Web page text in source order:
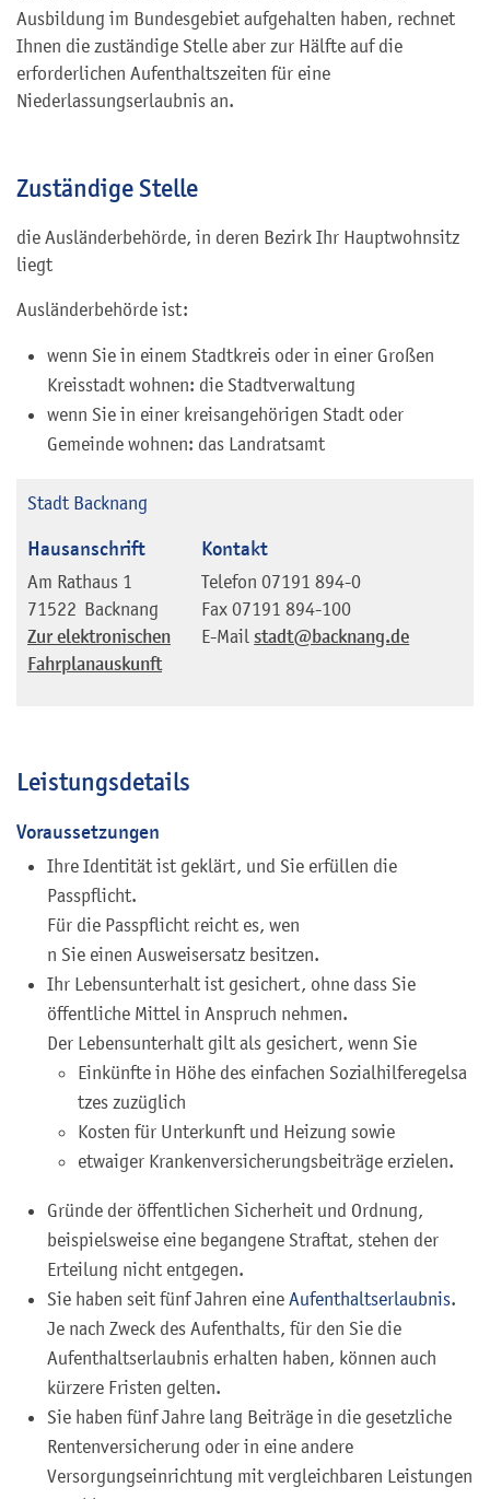
Ausbildung im Bundesgebiet aufgehalten haben, rechnet
Ihnen die zuständige Stelle aber zur Hälfte auf die
erforderlichen Aufenthaltszeiten für eine
Niederlassungserlaubnis an.
Zuständige Stelle
die Ausländerbehörde, in deren Bezirk Ihr Hauptwohnsitz
liegt
Ausländerbehörde ist:
wenn Sie in einem Stadtkreis oder in einer Großen
Kreisstadt wohnen: die Stadtverwaltung
wenn Sie in einer kreisangehörigen Stadt oder
Gemeinde wohnen: das Landratsamt
Stadt Backnang
Hausanschrift
Am Rathaus 1
71522 Backnang
Zur elektronischen
Fahrplanauskunft
Kontakt
Telefon 07191 894-0
Fax 07191 894-100
E-Mail stadt@backnang.de
Leistungsdetails
Voraussetzungen
Ihre Identität ist geklärt, und Sie erfüllen die
Passpflicht.
Für die Passpflicht reicht es, wen
n Sie einen Ausweisersatz besitzen.
Ihr Lebensunterhalt ist gesichert, ohne dass Sie
öffentliche Mittel in Anspruch nehmen.
Der Lebensunterhalt gilt als gesichert, wenn Sie
Einkünfte in Höhe des einfachen Sozialhilferegelsa
tzes zuzüglich
Kosten für Unterkunft und Heizung sowie
etwaiger Krankenversicherungsbeiträge erzielen.
Gründe der öffentlichen Sicherheit und Ordnung,
beispielsweise eine begangene Straftat, stehen der
Erteilung nicht entgegen.
Sie haben seit fünf Jahren eine Aufenthaltserlaubnis.
Je nach Zweck des Aufenthalts, für den Sie die
Aufenthaltserlaubnis erhalten haben, können auch
kürzere Fristen gelten.
Sie haben fünf Jahre lang Beiträge in die gesetzliche
Rentenversicherung oder in eine andere
Versorgungseinrichtung mit vergleichbaren Leistungen